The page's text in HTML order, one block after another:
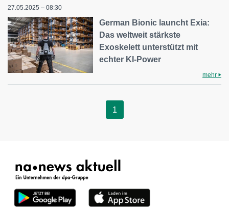
27.05.2025 – 08:30
German Bionic launcht Exia:
Das weltweit stärkste
Exoskelett unterstützt mit
echter KI-Power
mehr
1